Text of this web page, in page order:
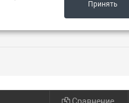
Принять